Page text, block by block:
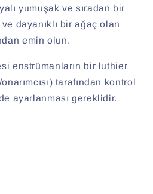
yumuşak ve sıradan bir
dayanıklı bir ağaç olan
emin olun.
enstrümanların bir luthier
onarımcısı) tarafından kontrol
ayarlanması gereklidir.